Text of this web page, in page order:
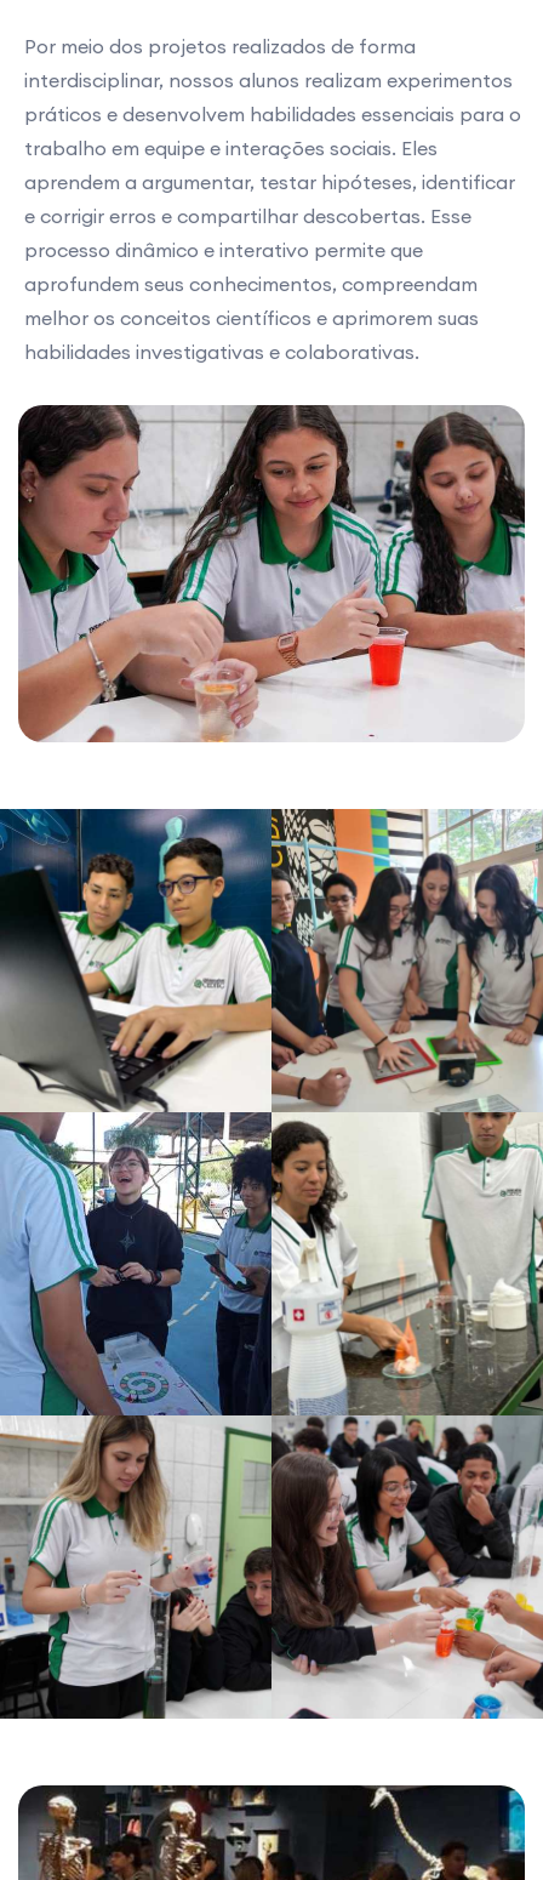
Por meio dos projetos realizados de forma
interdisciplinar, nossos alunos realizam experimentos
práticos e desenvolvem habilidades essenciais para o
trabalho em equipe e interações sociais. Eles
aprendem a argumentar, testar hipóteses, identificar
e corrigir erros e compartilhar descobertas. Esse
processo dinâmico e interativo permite que
aprofundem seus conhecimentos, compreendam
melhor os conceitos científicos e aprimorem suas
habilidades investigativas e colaborativas.